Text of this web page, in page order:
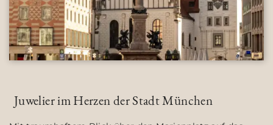
Juwelier im Herzen der Stadt München